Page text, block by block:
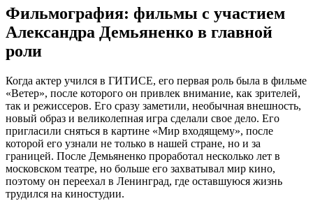
Фильмография: фильмы с участием
Александра Демьяненко в главной
роли
Когда актер учился в ГИТИСЕ, его первая роль была в фильме
«Ветер», после которого он привлек внимание, как зрителей,
так и режиссеров. Его сразу заметили, необычная внешность,
новый образ и великолепная игра сделали свое дело. Его
пригласили сняться в картине «Мир входящему», после
которой его узнали не только в нашей стране, но и за
границей. После Демьяненко проработал несколько лет в
московском театре, но больше его захватывал мир кино,
поэтому он переехал в Ленинград, где оставшуюся жизнь
трудился на киностудии.